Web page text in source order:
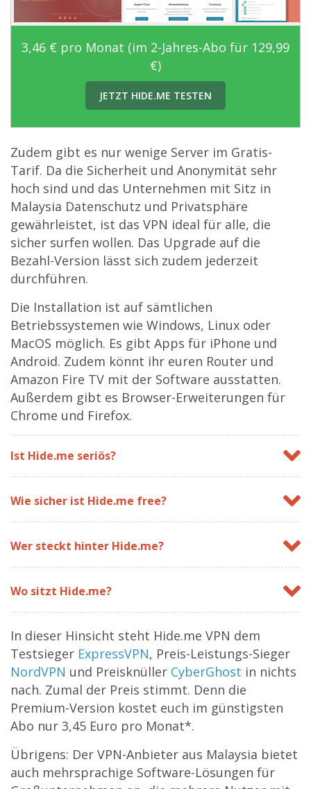
3,46 € pro Monat (im 2-Jahres-Abo für 129,99
€)
JETZT HIDE.ME TESTEN
Zudem gibt es nur wenige Server im Gratis-
Tarif. Da die Sicherheit und Anonymität sehr
hoch sind und das Unternehmen mit Sitz in
Malaysia Datenschutz und Privatsphäre
gewährleistet, ist das VPN ideal für alle, die
sicher surfen wollen. Das Upgrade auf die
Bezahl-Version lässt sich zudem jederzeit
durchführen.
Die Installation ist auf sämtlichen
Betriebssystemen wie Windows, Linux oder
MacOS möglich. Es gibt Apps für iPhone und
Android. Zudem könnt ihr euren Router und
Amazon Fire TV mit der Software ausstatten.
Außerdem gibt es Browser-Erweiterungen für
Chrome und Firefox.
Ist Hide.me seriös?
Wie sicher ist Hide.me free?
Wer steckt hinter Hide.me?
Wo sitzt Hide.me?
In dieser Hinsicht steht Hide.me VPN dem
Testsieger ExpressVPN, Preis-Leistungs-Sieger
NordVPN und Preisknüller CyberGhost in nichts
nach. Zumal der Preis stimmt. Denn die
Premium-Version kostet euch im günstigsten
Abo nur 3,45 Euro pro Monat*.
Übrigens: Der VPN-Anbieter aus Malaysia bietet
auch mehrsprachige Software-Lösungen für